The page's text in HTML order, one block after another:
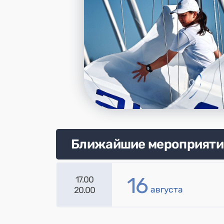
Ближайшие
17.00
20.00
16 августа